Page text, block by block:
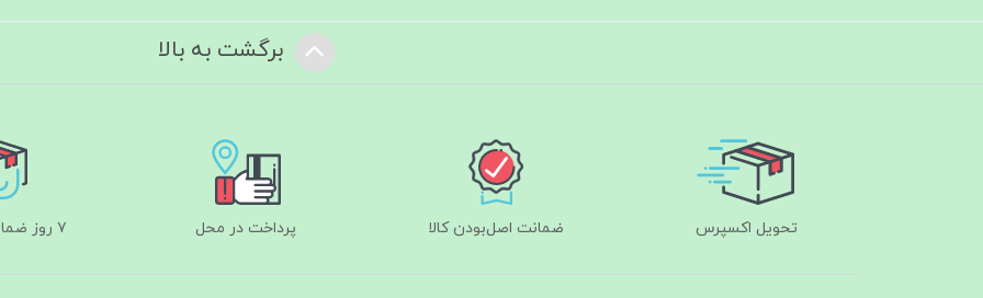
برگشت به بالا
تحویل اکسپرس ضمانت اصل‌بودن کالا پرداخت در محل ۷ روز ضمانت بازگشت